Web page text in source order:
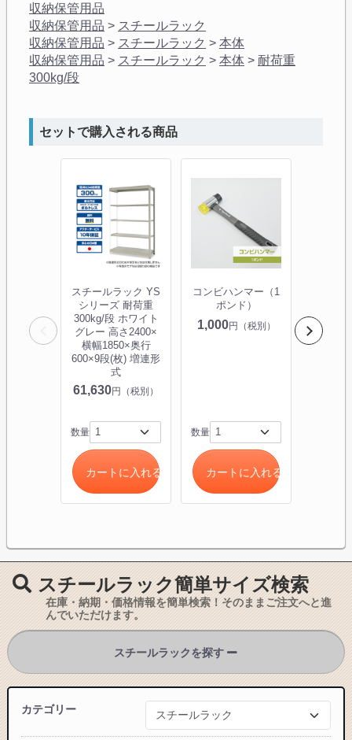
収納保管用品
収納保管用品 > スチールラック
収納保管用品 > スチールラック > 本体
収納保管用品 > スチールラック > 本体 > 耐荷重
300kg/段
セットで購入される商品
スチールラック YS
シリーズ 耐荷重
300kg/段 ホワイト
グレー 高さ2400×
横幅1850×奥行
600×9段(枚) 増連形
式
61,630円（税別）
数量
カートに入れる
コンビハンマー（1
ポンド）
1,000円（税別）
数量
カートに入れる
300/
スチールラック簡単サイズ検索
在庫・納期・価格情報を簡単検索！そのままご注文へと進
んでいただけます。
スチールラックを探す
カテゴリー